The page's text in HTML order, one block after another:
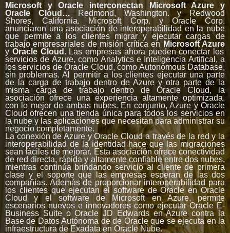
Microsoft y Oracle interconectan Microsoft Azure y
Oracle Cloud…Redmond, Washington. y Redwood
Shores, California. Microsoft Corp. y Oracle Corp.
anunciaron una asociación de interoperabilidad en la nube
que permite a los clientes migrar y ejecutar cargas de
trabajo empresariales de misión crítica en Microsoft Azure
y Oracle Cloud . Las empresas ahora pueden conectar los
servicios de Azure, como Analytics e Inteligencia Artifical, a
los servicios de Oracle Cloud, como Autonomous Database,
sin problemas. Al permitir a los clientes ejecutar una parte
de la carga de trabajo dentro de Azure y otra parte de la
misma carga de trabajo dentro de Oracle Cloud, la
asociación ofrece una experiencia altamente optimizada,
con lo mejor de ambas nubes. En conjunto, Azure y Oracle
Cloud ofrecen una tienda única para todos los servicios en
la nube y las aplicaciones que necesitan para administrar su
negocio completamente.
La conexión de Azure y Oracle Cloud a través de la red y la
interoperabilidad de la identidad hace que las migraciones
sean fáciles de mejorar. Esta asociación ofrece conectividad
de red directa, rápida y altamente confiable entre dos nubes,
mientras continúa brindando servicio al cliente de primera
clase y el soporte que las empresas esperan de las dos
compañías. Además de proporcionar interoperabilidad para
los clientes que ejecutan el software de Oracle en Oracle
Cloud y el software de Microsoft en Azure, permite
escenarios nuevos e innovadores como ejecutar Oracle E-
Business Suite o Oracle JD Edwards en Azure contra la
Base de Datos Autónoma de de Oracle que se ejecuta en la
infraestructura de Exadata en Oracle Nube.